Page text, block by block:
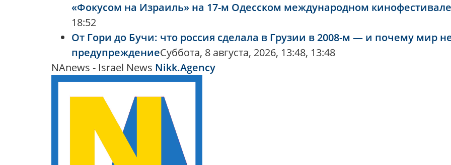
«Фокусом на Израиль» на 17-м Одесском международном кинофестивале
18:52
От Гори до Бучи: что россия сделала в Грузии в 2008-м — и почему мир
предупреждениеСуббота, 8 августа, 2026, 13:48, 13:48
NAnews - Israel News Nikk.Agency